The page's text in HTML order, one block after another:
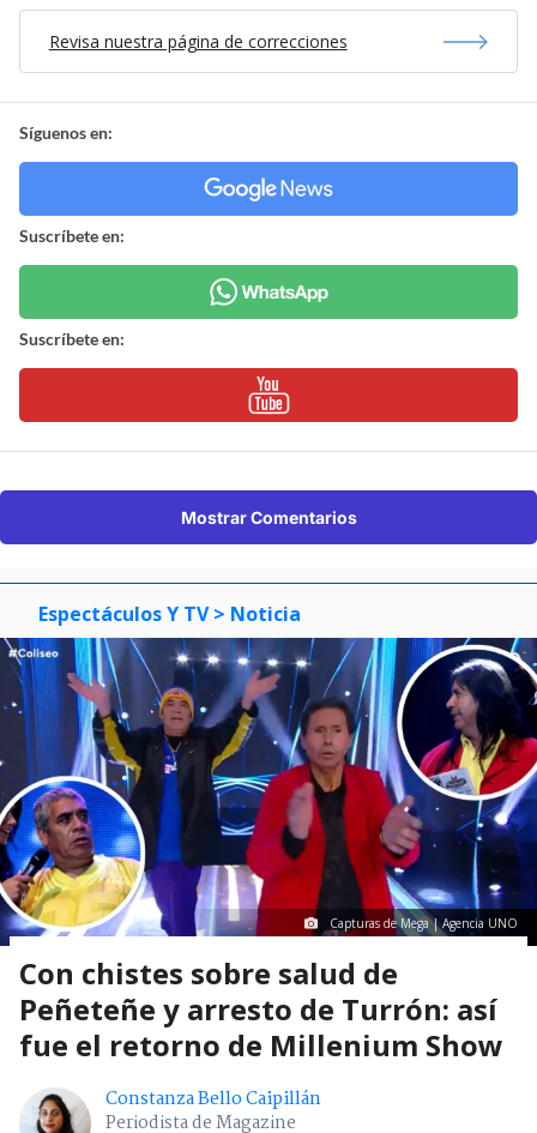
Revisa nuestra página de correcciones
Síguenos en:
Suscríbete en:
Suscríbete en:
Mostrar Comentarios
Espectáculos Y TV > Noticia
Capturas de Mega | Agencia UNO
Con chistes sobre salud de
Peñeteñe y arresto de Turrón: así
fue el retorno de Millenium Show
Constanza Bello Caipillán
Periodista de Magazine